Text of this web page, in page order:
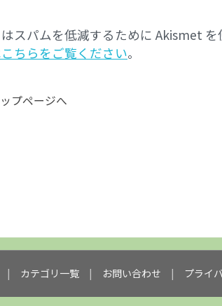
スパムを低減するために Akismet を
ちらをご覧ください。
ップページへ
カテゴリ一覧 お問い合わせ プライ